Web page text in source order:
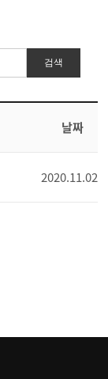
검색
날짜
2020.11.02